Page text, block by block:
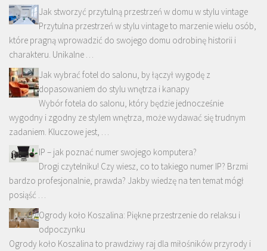
Jak stworzyć przytulną przestrzeń w domu w stylu vintage
Przytulna przestrzeń w stylu vintage to marzenie wielu osób,
które pragną wprowadzić do swojego domu odrobinę historii i
charakteru. Unikalne …
Jak wybrać fotel do salonu, by łączył wygodę z
dopasowaniem do stylu wnętrza i kanapy
Wybór fotela do salonu, który będzie jednocześnie
wygodny i zgodny ze stylem wnętrza, może wydawać się trudnym
zadaniem. Kluczowe jest, …
IP – jak poznać numer swojego komputera?
Drogi czytelniku! Czy wiesz, co to takiego numer IP? Brzmi
bardzo profesjonalnie, prawda? Jakby wiedzę na ten temat mógł
posiąść …
Ogrody koło Koszalina: Piękne przestrzenie do relaksu i
odpoczynku
Ogrody koło Koszalina to prawdziwy raj dla miłośników przyrody i